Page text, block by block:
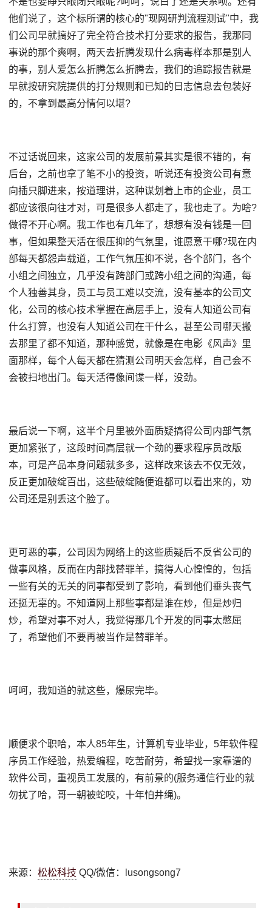
他们说了，这个标所谓的核心的"现网研判流程测试"中，我
们公司早就搞好了完全符合技术打分要求的报告，我那同
事说的那个爽啊，两天去折腾发现什么病毒样本那是别人
的事，别人爱怎么折腾怎么折腾去，我们的追踪报告就是
早就按研究院提供的打分规则和已知的日志信息去包装好
的，不拿到最高分情何以堪?
不过话说回来，这家公司的发展前景其实是很不错的，有
后台，之前也拿了笔不小的投资，听说还有投资公司有意
向插只脚进来，按道理讲，这种谋划着上市的企业，员工
都应该很向往才对，可是很多人都走了，我也走了。为啥?
做得不开心啊。我工作也有几年了，想想有没有钱是一回
事，但如果整天活在很压抑的气氛里，谁愿意干哪?现在内
部每天都怨声载道，工作气氛压抑不说，各个部门，各个
小组之间独立，几乎没有跨部门或跨小组之间的沟通，每
个人独善其身，员工与员工难以交流，没有基本的公司文
化，公司的核心技术掌握在高层手上，没有人知道公司有
什么打算，也没有人知道公司在干什么，甚至公司哪天搬
去那里了都不知道，那种感觉，就像是在电影《风声》里
面那样，每个人每天都在猜测公司明天会怎样，自己会不
会被扫地出门。每天活得像间谍一样，没劲。
最后说一下啊，这半个月里被外面质疑搞得公司内部气氛
更加紧张了，这段时间高层就一个劲的要求程序员改版
本，可是产品本身问题就多多，这样改来该去不仅无效，
反正更加破绽百出，这些破绽随便谁都可以看出来的，劝
公司还是别丢这个脸了。
更可恶的事，公司因为网络上的这些质疑后不反省公司的
做事风格，反而在内部找替罪羊，搞得人心惶惶的，包括
一些有关的无关的同事都受到了影响，看到他们垂头丧气
还挺无辜的。不知道网上那些事都是谁在炒，但是炒归
炒，希望对事不对人，我觉得那几个开发的同事太憋屈
了，希望他们不要再被当作是替罪羊。
呵呵，我知道的就这些，爆尿完毕。
顺便求个职哈，本人85年生，计算机专业毕业，5年软件程
序员工作经验，热爱编程，吃苦耐劳，希望找一家靠谱的
软件公司，重视员工发展的，有前景的(服务通信行业的就
勿扰了哈，哥一朝被蛇咬，十年怕井绳)。
来源：松松科技 QQ/微信：lusongsong7